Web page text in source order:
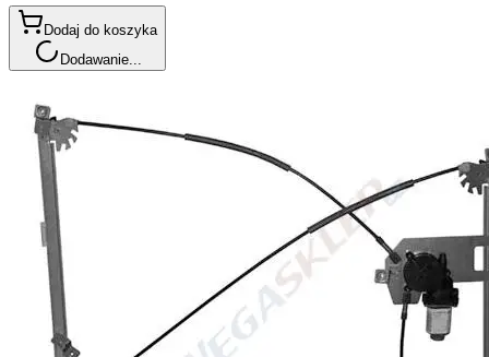
Dodaj do koszyka
Dodawanie...